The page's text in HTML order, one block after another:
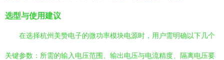
选型与使用建议
在选择杭州美赞电子的微功率模块电源时，用户需明确以下几个
关键参数：所需的输入电压范围、输出电压与电流精度、隔离电压要